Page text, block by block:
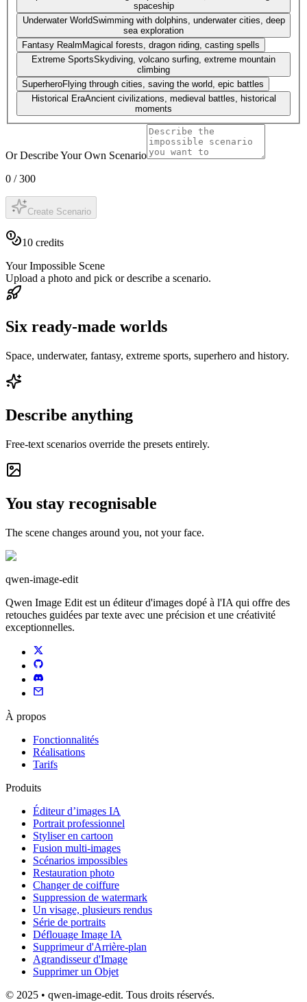
spaceship
Underwater WorldSwimming with dolphins, underwater cities, deep
sea exploration
Fantasy Realm Magical forests, dragon riding, casting spells
Extreme SportsSkydiving, volcano surfing, extreme mountain
climbing
SuperheroFlying through cities, saving the world, epic battles
Historical EraAncient civilizations, medieval battles, historical
moments
Or Describe Your Own Scenario
0 /300
Create Scenario
10 credits
Your Impossible Scene
Upload a photo and pick or describe a scenario.
Six ready-made worlds
Space, underwater, fantasy, extreme sports, superhero and history.
Describe anything
Free-text scenarios override the presets entirely.
You stay recognisable
The scene changes around you, not your face.
qwen-image-edit
Qwen Image Edit est un éditeur d'images dopé à l'IA qui offre des
retouches guidées par texte avec une précision et une créativité
exceptionnelles.
À propos
Fonctionnalités
Réalisations
Tarifs
Produits
Éditeur d’images IA
Portrait professionnel
Styliser en cartoon
Fusion multi-images
Scénarios impossibles
Restauration photo
Changer de coiffure
Suppression de watermark
Un visage, plusieurs rendus
Série de portraits
Déflouage Image IA
Supprimeur d'Arrière-plan
Agrandisseur d'Image
Supprimer un Objet
© 2025 • qwen-image-edit. Tous droits réservés.